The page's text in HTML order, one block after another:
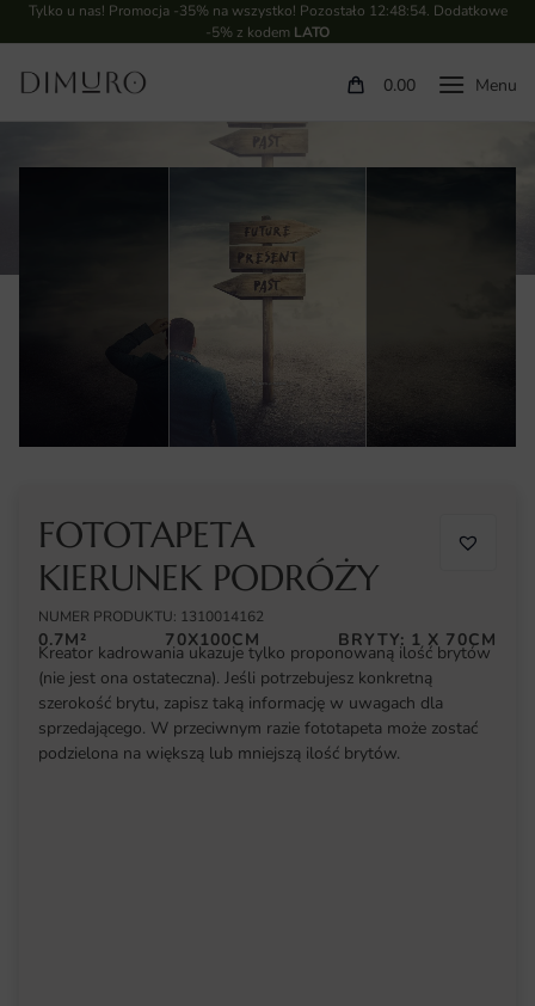
Tylko u nas! Promocja -35% na wszystko! Pozostało 12:48:53. Dodatkowe
-5% z kodem LATO
0.00
FOTOTAPETA
KIERUNEK PODRÓŻY
NUMER PRODUKTU: 1310014162
0.7M² 70X100CM BRYTY: 1 X 70CM
Kreator kadrowania ukazuje tylko proponowaną ilość brytów
(nie jest ona ostateczna). Jeśli potrzebujesz konkretną
szerokość brytu, zapisz taką informację w uwagach dla
sprzedającego. W przeciwnym razie fototapeta może zostać
podzielona na większą lub mniejszą ilość brytów.